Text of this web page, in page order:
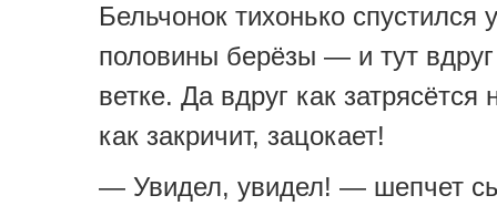
Бельчонок тихонько спустился
половины берёзы — и тут
ветке. Да вдруг как затрясётся
как закричит, зацокает!
— Увидел, увидел! — шепчет